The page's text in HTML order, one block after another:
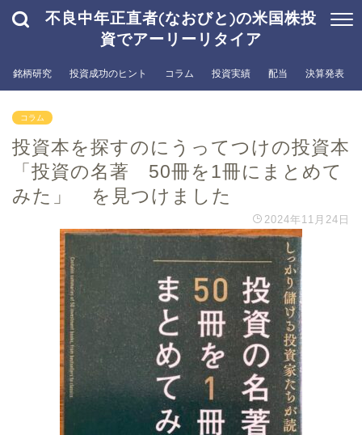
不良中年正直者(なおびと)の米国株投
資でアーリーリタイア
銘柄研究 投資成功のヒント コラム 投資実績 配当 決算発表
コラム
投資本を探すのにうってつけの投資本
「投資の名著 50冊を1冊にまとめて
みた」 を見つけました
2024年11月24日